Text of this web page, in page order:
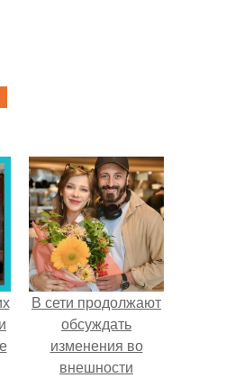
В сети продолжают
обсуждать
изменения во
внешности